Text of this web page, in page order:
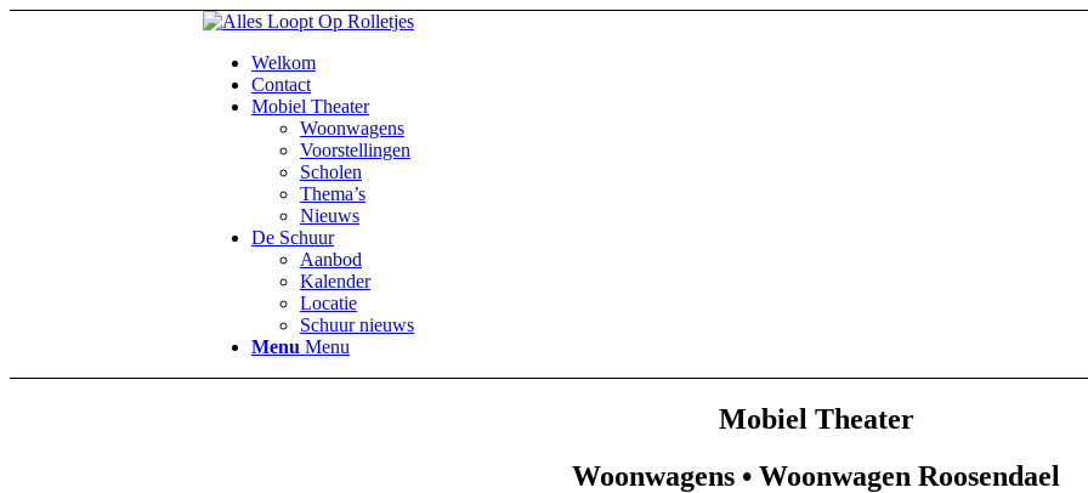
Welkom
Contact
Mobiel Theater
Woonwagens
Voorstellingen
Scholen
Thema’s
Nieuws
De Schuur
Aanbod
Kalender
Locatie
Schuur nieuws
Menu Menu
Mobiel Theater
Woonwagens • Woonwagen Roosendael